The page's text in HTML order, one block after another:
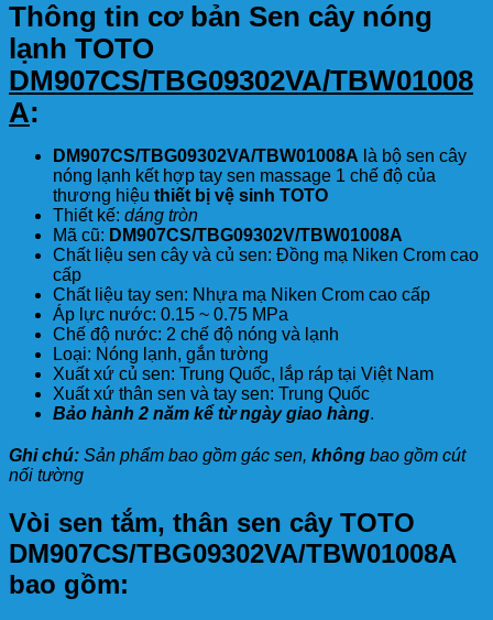
Thông tin cơ bản Sen cây nóng
lạnh TOTO
DM907CS/TBG09302VA/TBW01008
A:
DM907CS/TBG09302VA/TBW01008A là bộ sen cây
nóng lạnh kết hợp tay sen massage 1 chế độ của
thương hiệu thiết bị vệ sinh TOTO
Thiết kế: dáng tròn
Mã cũ: DM907CS/TBG09302V/TBW01008A
Chất liệu sen cây và củ sen: Đồng mạ Niken Crom cao
cấp
Chất liệu tay sen: Nhựa mạ Niken Crom cao cấp
Áp lực nước: 0.15 ~ 0.75 MPa
Chế độ nước: 2 chế độ nóng và lạnh
Loại: Nóng lạnh, gắn tường
Xuất xứ củ sen: Trung Quốc, lắp ráp tại Việt Nam
Xuất xứ thân sen và tay sen: Trung Quốc
Bảo hành 2 năm kể từ ngày giao hàng.
Ghi chú: Sản phẩm bao gồm gác sen, không bao gồm cút
nối tường
Vòi sen tắm, thân sen cây TOTO
DM907CS/TBG09302VA/TBW01008A
bao gồm: